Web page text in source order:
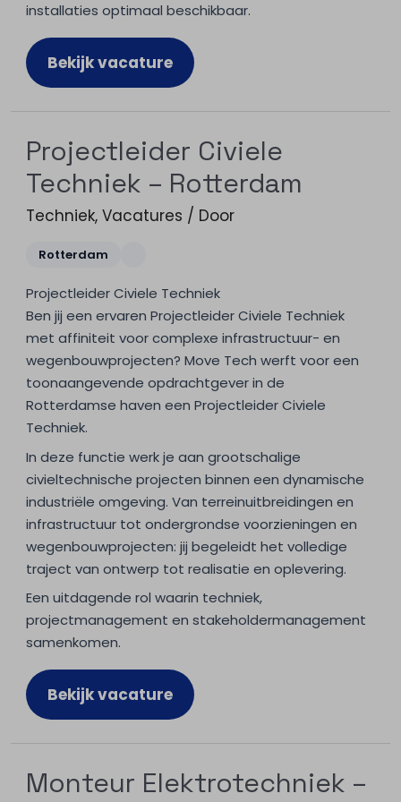
installaties optimaal beschikbaar.
Bekijk vacature
Projectleider Civiele
Techniek – Rotterdam
Techniek,Vacatures / Door
Rotterdam
Projectleider Civiele Techniek
Ben jij een ervaren Projectleider Civiele Techniek
met affiniteit voor complexe infrastructuur- en
wegenbouwprojecten? Move Tech werft voor een
toonaangevende opdrachtgever in de
Rotterdamse haven een Projectleider Civiele
Techniek.
In deze functie werk je aan grootschalige
civieltechnische projecten binnen een dynamische
industriële omgeving. Van terreinuitbreidingen en
infrastructuur tot ondergrondse voorzieningen en
wegenbouwprojecten: jij begeleidt het volledige
traject van ontwerp tot realisatie en oplevering.
Een uitdagende rol waarin techniek,
projectmanagement en stakeholdermanagement
samenkomen.
Bekijk vacature
Monteur Elektrotechniek –